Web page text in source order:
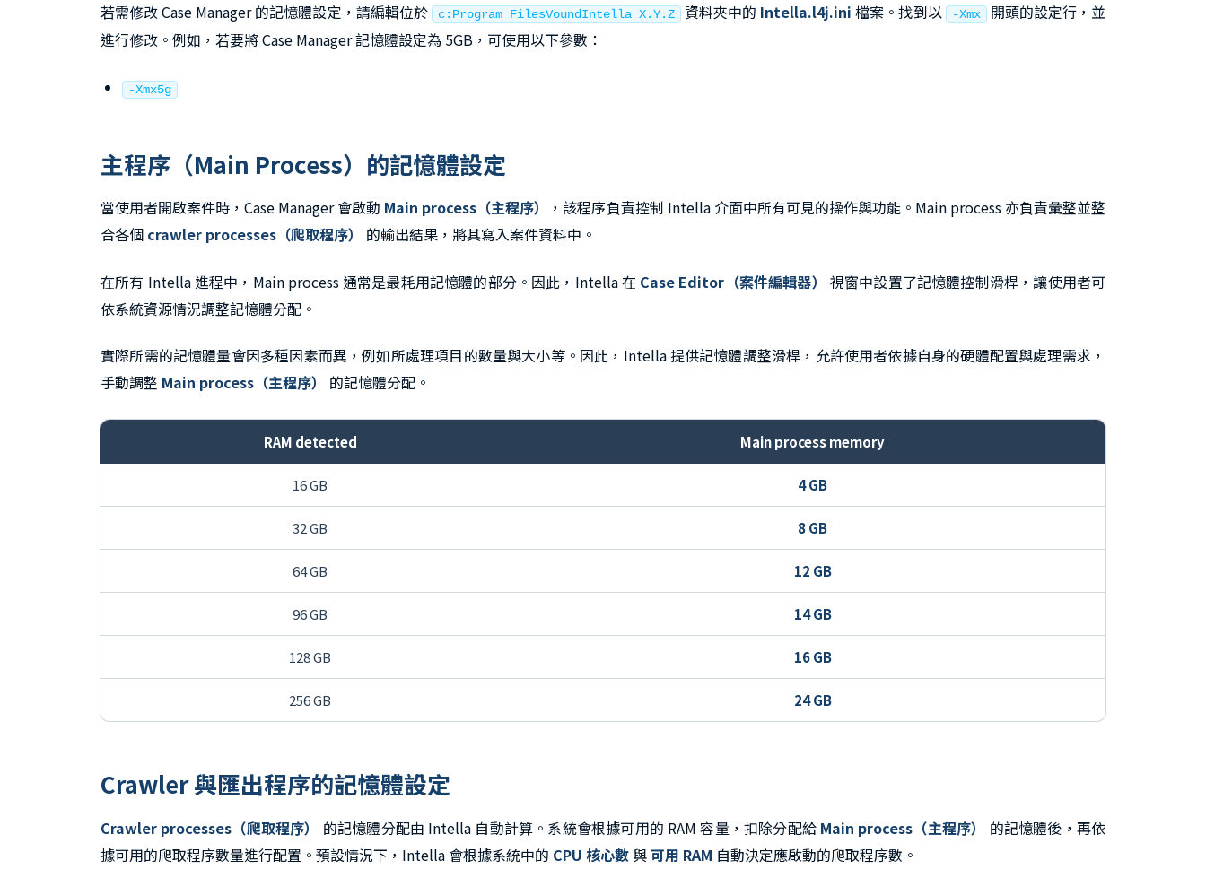
若需修改 Case Manager 的記憶體設定，請編輯位於 c:Program FilesVoundIntella X.Y.Z 資料夾中的 Intella.l4j.ini 檔案。找到以 -Xmx 開頭的設定行，並
進行修改。例如，若要將 Case Manager 記憶體設定為 5GB，可使用以下參數：
-Xmx5g
主程序（Main Process）的記憶體設定
當使用者開啟案件時，Case Manager 會啟動 Main process（主程序）
，該程序負責控制 Intella 介面中所有可見的操作與功能。Main process 亦負責彙整並整
合各個 crawler processes（爬取程序） 的輸出結果，將其寫入案件資料中。
在所有 Intella 進程中，Main process 通常是最耗用記憶體的部分。因此，Intella 在 Case Editor（案件編輯器）
視窗中設置了記憶體控制滑桿，讓使用者可
依系統資源情況調整記憶體分配。
實際所需的記憶體量會因多種因素而異，例如所處理項目的數量與大小等。因此，Intella 提供記憶體調整滑桿，允許使用者依據自身的硬體配置與處理需求，
手動調整 Main process（主程序） 的記憶體分配。
RAM detected Main process memory
16 GB 4 GB
32 GB 8 GB
64 GB 12 GB
96 GB 14 GB
128 GB 16 GB
256 GB 24 GB
Crawler 與匯出程序的記憶體設定
Crawler processes（爬取程序） 的記憶體分配由 Intella 自動計算。系統會根據可用的 RAM 容量，扣除分配給 Main process（主程序）
的記憶體後，再依
據可用的爬取程序數量進行配置。預設情況下，Intella 會根據系統中的 CPU 核心數 與可用 RAM 自動決定應啟動的爬取程序數。